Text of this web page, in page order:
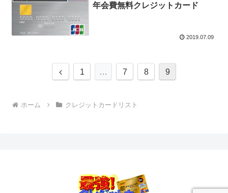
年会費無料クレジットカード
2019.07.09
前
1 … 7 8 9
ホーム クレジットカードリスト